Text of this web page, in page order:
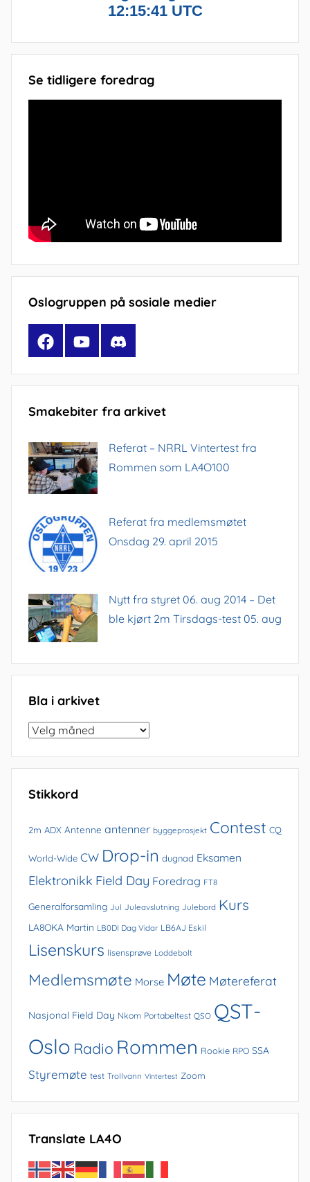
Se tidligere foredrag
Oslogruppen på sosiale medier
FacebookYouTubeDiscord
Smakebiter fra arkivet
Referat – NRRL Vintertest fra
Rommen som LA4O100
Referat fra medlemsmøtet
Onsdag 29. april 2015
Nytt fra styret 06. aug 2014 – Det
ble kjørt 2m Tirsdags-test 05. aug
Bla i arkivet
Bla
arkivet
Stikkord
2m ADX Antenne antenner byggeprosjekt Contest CQ
World-Wide CW Drop-in dugnad Eksamen
Elektronikk Field Day Foredrag FT8
Generalforsamling Jul Juleavslutning Julebord Kurs
LA8OKA Martin LB0DI Dag Vidar LB6AJ Eskil
Lisenskurs lisensprøve Loddebolt
Medlemsmøte Morse Møte Møtereferat
Nasjonal Field Day Nkom Portabeltest QSO QST-
Oslo Radio Rommen Rookie RPO SSA
Styremøte test Trollvann Vintertest Zoom
Translate LA4O